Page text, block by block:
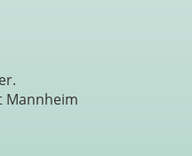
Mannheim